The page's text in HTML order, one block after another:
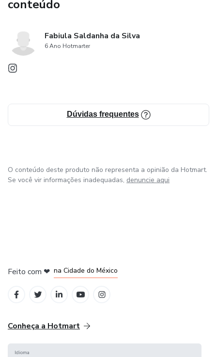
conteúdo
Fabiula Saldanha da Silva
6 Ano Hotmarter
Dúvidas frequentes
O conteúdo deste produto não representa a opinião da Hotmart.
Se você vir informações inadequadas, denuncie aqui
Feito com ❤ na Cidade do México
Conheça a Hotmart
Idioma